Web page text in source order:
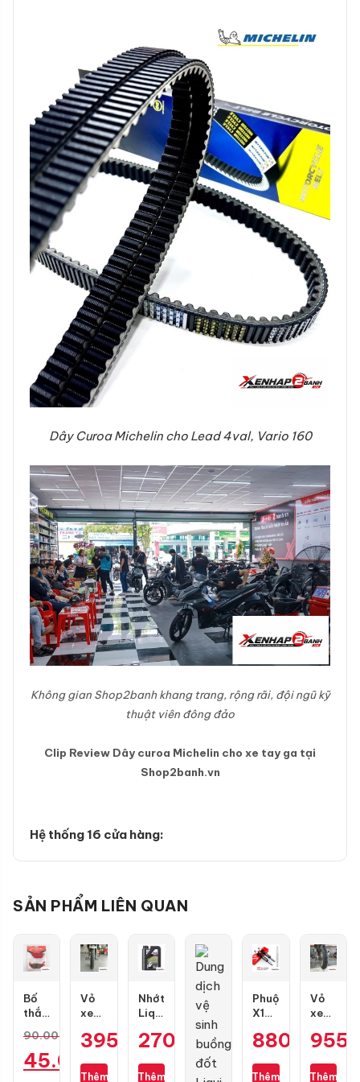
Dây Curoa Michelin cho Lead 4val, Vario 160
Không gian Shop2banh khang trang, rộng rãi, đội ngũ kỹ
thuật viên đông đảo
Clip Review Dây curoa Michelin cho xe tay ga tại
Shop2banh.vn
Hệ thống 16 cửa hàng:
SẢN PHẨM LIÊN QUAN
Bố
thắng
RCB
trước
1 pis
90.000
Giá
gốc
45.000₫
Vỏ
xe
70/90-
gai
395.000₫
Thêm
Nhớt
Liqui
Motorbike
10W40
270.000₫
Thêm
Phuộc
X1R
màu
mới
880.000₫
Thêm
Vỏ
xe
GT601
110/70-
Thêm